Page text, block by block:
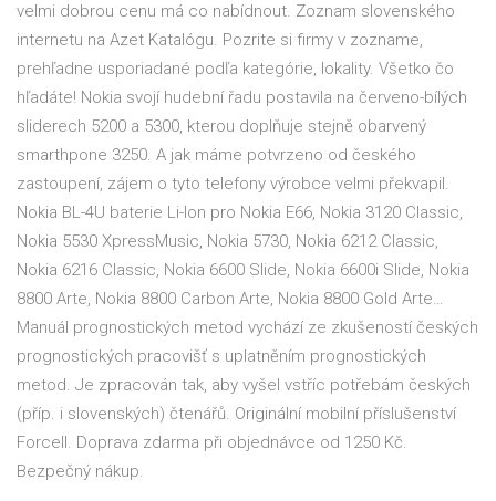
velmi dobrou cenu má co nabídnout. Zoznam slovenského
internetu na Azet Katalógu. Pozrite si firmy v zozname,
prehľadne usporiadané podľa kategórie, lokality. Všetko čo
hľadáte! Nokia svojí hudební řadu postavila na červeno-bílých
sliderech 5200 a 5300, kterou doplňuje stejně obarvený
smarthpone 3250. A jak máme potvrzeno od českého
zastoupení, zájem o tyto telefony výrobce velmi překvapil.
Nokia BL-4U baterie Li-Ion pro Nokia E66, Nokia 3120 Classic,
Nokia 5530 XpressMusic, Nokia 5730, Nokia 6212 Classic,
Nokia 6216 Classic, Nokia 6600 Slide, Nokia 6600i Slide, Nokia
8800 Arte, Nokia 8800 Carbon Arte, Nokia 8800 Gold Arte…
Manuál prognostických metod vychází ze zkušeností českých
prognostických pracovišť s uplatněním prognostických
metod. Je zpracován tak, aby vyšel vstříc potřebám českých
(příp. i slovenských) čtenářů. Originální mobilní příslušenství
Forcell. Doprava zdarma při objednávce od 1250 Kč.
Bezpečný nákup.